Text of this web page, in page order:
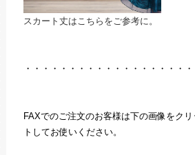
スカート丈はこちらをご参考に。
・・・・・・・・・・・・・・・・・・・
FAXでのご注文のお客様は下の画像をク
トしてお使いください。